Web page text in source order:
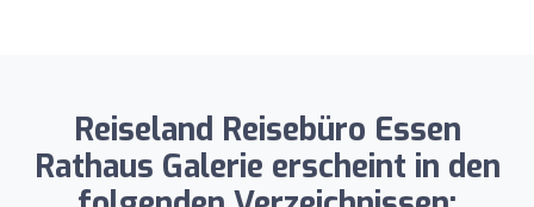
Reiseland Reisebüro Essen
Rathaus Galerie erscheint in den